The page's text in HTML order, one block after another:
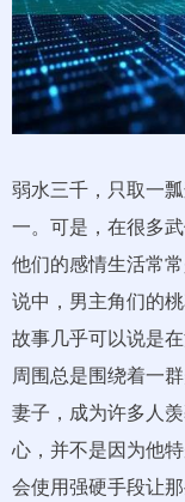
弱水三千，只取一
一。可是，在很多
他们的感情生活常
说中，男主角们的
故事几乎可以说是
周围总是围绕着一
妻子，成为许多人
心，并不是因为他
会使用强硬手段让